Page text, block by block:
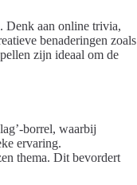
Denk aan online trivia,
benaderingen zoals
zijn ideaal om de
borrel, waarbij
ervaring.
thema. Dit bevordert